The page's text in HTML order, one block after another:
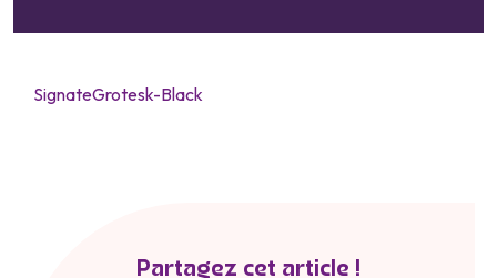
SignateGrotesk-Black
Partagez cet article !